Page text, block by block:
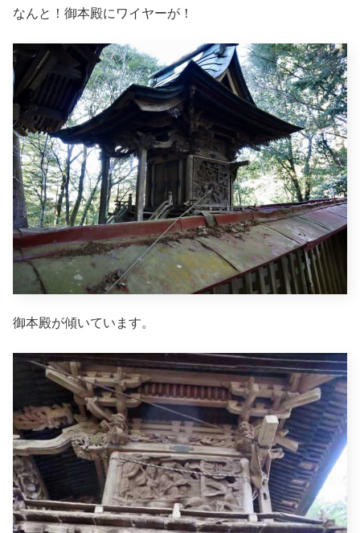
なんと！御本殿にワイヤーが！
御本殿が傾いています。